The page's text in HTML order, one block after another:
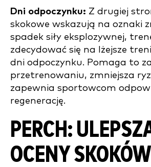
Dni odpoczynku: Z drugiej
skokowe wskazują na oznaki
spadek siły eksplozywnej,
zdecydować się na lżejsze
dni odpoczynku. Pomaga to
przetrenowaniu, zmniejsza
zapewnia sportowcom
regenerację.
PERCH:
OCENY SKOKÓW